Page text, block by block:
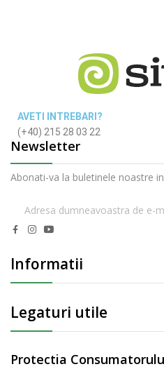
AVETI INTREBARI?
(+40) 215 28 03 22
Newsletter
Abonati-va la buletinele noastre
Informatii
Legaturi utile
Protectia